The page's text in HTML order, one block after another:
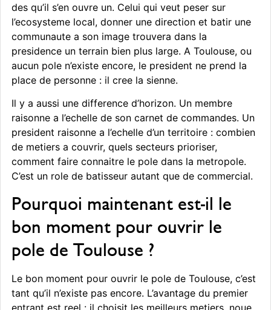
des qu’il s’en ouvre un. Celui qui veut peser sur
l’ecosysteme local, donner une direction et batir une
communaute a son image trouvera dans la
presidence un terrain bien plus large. A Toulouse, ou
aucun pole n’existe encore, le president ne prend la
place de personne : il cree la sienne.
Il y a aussi une difference d’horizon. Un membre
raisonne a l’echelle de son carnet de commandes. Un
president raisonne a l’echelle d’un territoire : combien
de metiers a couvrir, quels secteurs prioriser,
comment faire connaitre le pole dans la metropole.
C’est un role de batisseur autant que de commercial.
Pourquoi maintenant est-il le
bon moment pour ouvrir le
pole de Toulouse ?
Le bon moment pour ouvrir le pole de Toulouse, c’est
tant qu’il n’existe pas encore. L’avantage du premier
entrant est reel : il choisit les meilleurs metiers, noue